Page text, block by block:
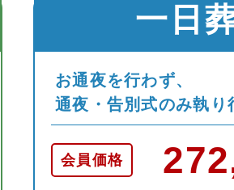
一日
お通夜を行わず、
通夜・告別式のみ執り
会員価格